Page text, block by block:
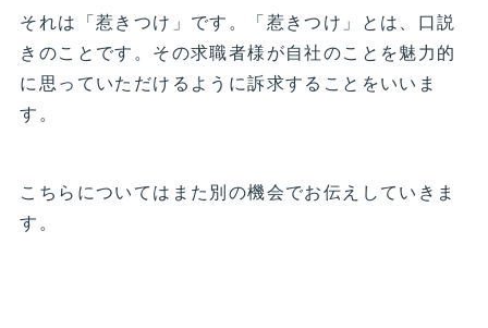
それは「惹きつけ」です。「惹きつけ」とは、口説
きのことです。その求職者様が自社のことを魅力的
に思っていただけるように訴求することをいいま
す。
こちらについてはまた別の機会でお伝えしていきま
す。